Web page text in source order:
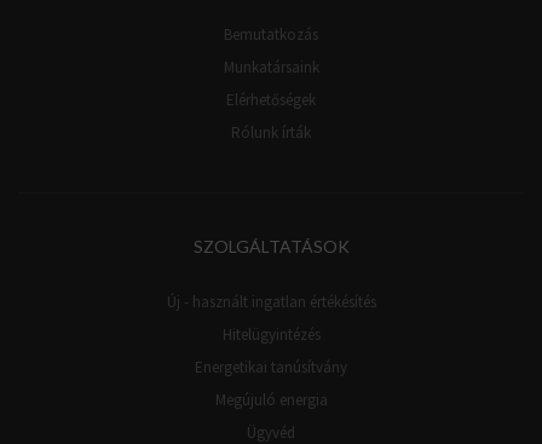
Bemutatkozás
Munkatársaink
Elérhetőségek
Rólunk írták
SZOLGÁLTATÁSOK
Új - használt ingatlan értékésítés
Hitelügyintézés
Energetikai tanúsítvány
Megújuló energia
Ügyvéd